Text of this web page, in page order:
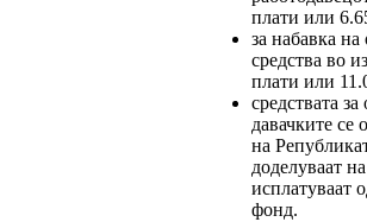
плати или
за набавка на
средства во
плати или
средствата
давачките се
на
доделуваат
исплатуваат
фонд.